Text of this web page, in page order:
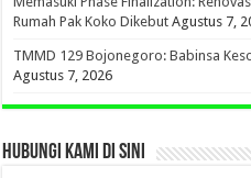
Rumah Pak Koko Dikebut Agustus 7,
TMMD 129 Bojonegoro: Babinsa
Agustus 7, 2026
HUBUNGI KAMI DI SINI